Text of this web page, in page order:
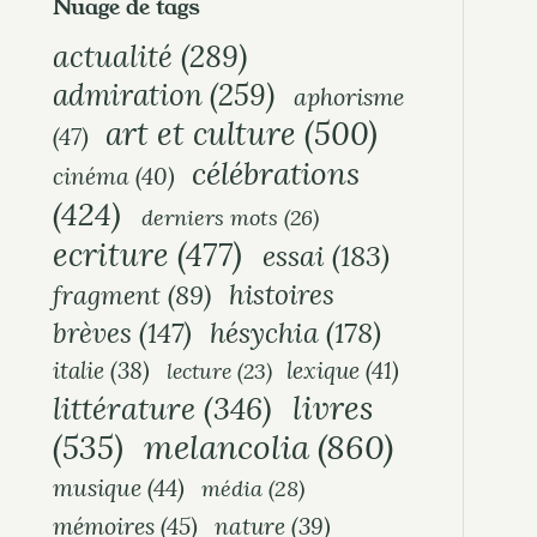
Nuage de tags
actualité (289)
admiration(259)
aphorisme
(47) art et culture (500)
cinéma (40)
célébrations
(424)
derniers mots (26)
ecriture (477) essai (183)
fragment (89) histoires
brèves (147) hésychia (178)
italie (38) lecture(23) lexique (41)
littérature (346) livres
(535) melancolia(860)
musique (44) média(28)
mémoires (45) nature(39)